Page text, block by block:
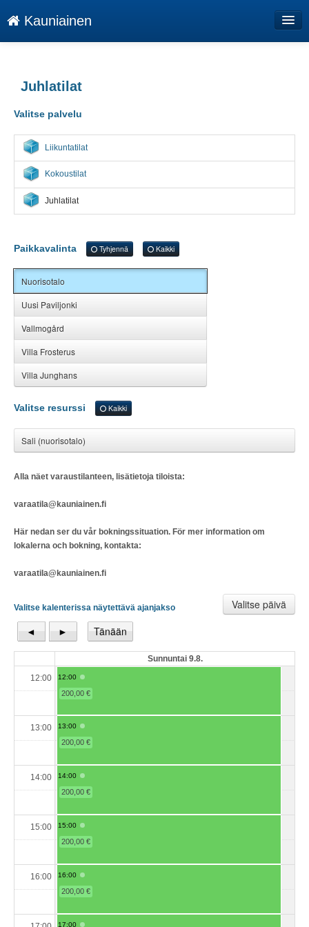
Kauniainen
HyväOlo asiakassopimusehdot
Tilojen käyttöehdot
Sopimusehdot
Kirjaudu
Juhlatilat
Valitse palvelu
Liikuntatilat
Kokoustilat
Juhlatilat
Paikkavalinta Tyhjennä Kaikki
Nuorisotalo
Uusi Paviljonki
Vallmogård
Villa Frosterus
Villa Junghans
Valitse resurssi Kaikki
Sali (nuorisotalo)
Alla näet varaustilanteen, lisätietoja tiloista:
varaatila@kauniainen.fi
Här nedan ser du vår bokningssituation. För mer information om
lokalerna och bokning, kontakta:
varaatila@kauniainen.fi
Valitse kalenterissa näytettävä ajanjakso
◄ ► Tänään
Valitse päivä
Sunnuntai 9.8.
12:00
200,00 €
13:00
200,00 €
14:00
200,00 €
15:00
200,00 €
16:00
200,00 €
17:00
12:00
13:00
14:00
15:00
16:00